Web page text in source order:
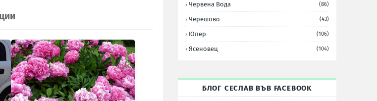
Червена Вода (86)
Черешово (43)
Юпер (106)
Ясеновец (104)
БЛОГ СЕСЛАВ ВЪВ FACEBOOK